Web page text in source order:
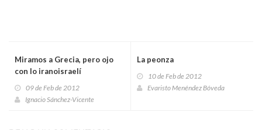
Miramos a Grecia, pero ojo
con lo iranoisraelí
09 de Feb de 2012
Ignacio Sánchez-Vicente
La peonza
10 de Feb de 2012
Evaristo Menéndez Bóveda